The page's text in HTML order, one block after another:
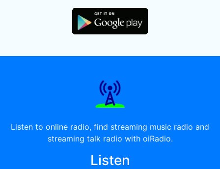
Listen to online radio, find streaming music radio and
streaming talk radio with oiRadio.
Listen